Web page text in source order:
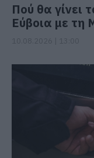
Πού θα γίνει
Εύβοια με τη